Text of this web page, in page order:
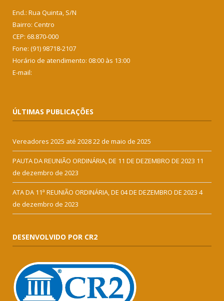
End.: Rua Quinta, S/N
Bairro: Centro
CEP: 68.870-000
Fone: (91) 98718-2107
Horário de atendimento: 08:00 às 13:00
E-mail:
ÚLTIMAS PUBLICAÇÕES
Vereadores 2025 até 202822 de maio de 2025
PAUTA DA REUNIÃO ORDINÁRIA, DE 11 DE DEZEMBRO DE 2023 11
de dezembro de 2023
ATA DA 11ª REUNIÃO ORDINÁRIA, DE 04 DE DEZEMBRO DE 2023 4
de dezembro de 2023
DESENVOLVIDO POR CR2